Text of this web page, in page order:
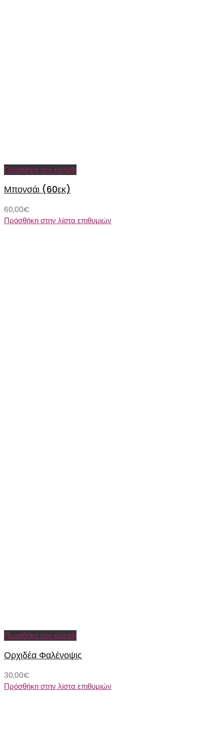
Προσθήκη στο καλάθι
Μπονσάι (60εκ)
60,00€
Πρόσθήκη στην λίστα επιθυμιών
Προσθήκη στο καλάθι
Ορχιδέα Φαλένοψις
30,00€
Πρόσθήκη στην λίστα επιθυμιών